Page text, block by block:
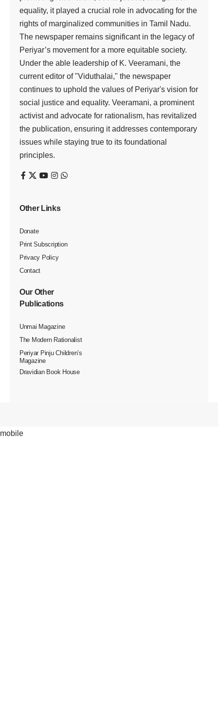
equality, it played a crucial role in advocating for the
rights of marginalized communities in Tamil Nadu.
The newspaper remains significant in the legacy of
Periyar’s movement for a more equitable society.
Under the able leadership of K. Veeramani, the
current editor of "Viduthalai," the newspaper
continues to uphold the values of Periyar's vision for
social justice and equality. Veeramani, a prominent
activist and advocate for rationalism, has revitalized
the publication, ensuring it addresses contemporary
issues while staying true to its foundational
principles.
Other Links
Donate
Print Subscription
Privacy Policy
Contact
Our Other
Publications
Unmai Magazine
The Modern Rationalist
Periyar Pinju Children’s
Magazine
Dravidian Book House